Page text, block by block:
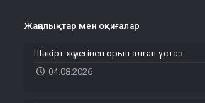
Жаңалықтар мен оқиғалар
Шәкірт жүрегінен орын алған ұстаз
04.08.2026